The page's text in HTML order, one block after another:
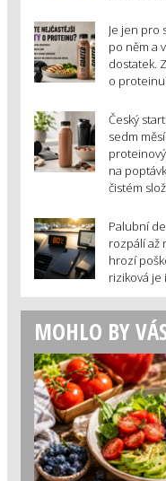
Je jen pro
po něm a
dostatek.
o
Český
sedm
na
čistém
Palubní
rozpálí až
hrozí
riziková je
MOHLO BY